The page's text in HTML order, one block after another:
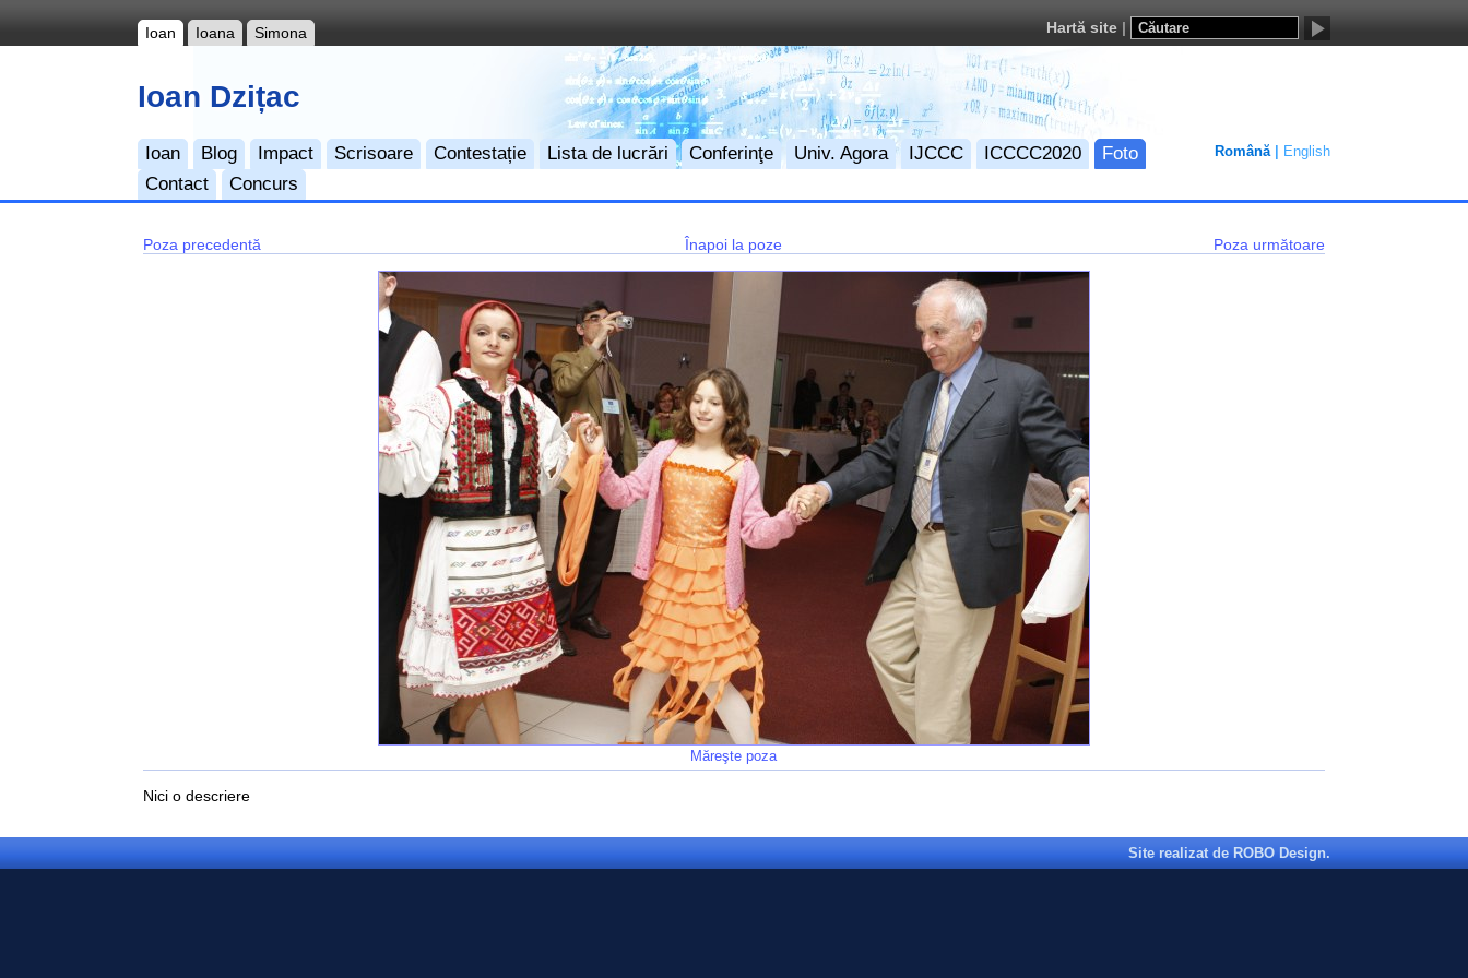
Ioan Ioana Simona Hartă site
Ioan Dzițac
Română English
Ioan Blog Impact Scrisoare Contestație Lista de lucrări Conferinţe Univ. Agora IJCCC ICCCC2020
Foto
Contact
Concurs
Poza precedentă Poza următoare
Înapoi la poze
Măreşte poza
Nici o descriere
Site realizat de ROBO Design.